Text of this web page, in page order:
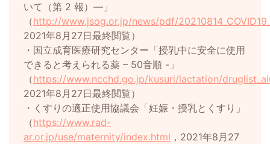
いて（第 2 報）―」
（http://www.jsog.or.jp/news/pdf/
2021年8月27日最終閲覧）
・国立成育医療研究センター「授乳中に安全に使用
できると考えられる薬 – 50音順 -」
（https://www.ncchd.go.jp/kusuri/lactation/
2021年8月27日最終閲覧）
・くすりの適正使用協議会「妊娠・授乳とくすり」
（https://www.rad-
ar.or.jp/use/maternity/index.html ，2021年8月27